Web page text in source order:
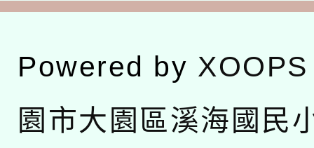
Powered by XOOPS
園市大園區溪海國民